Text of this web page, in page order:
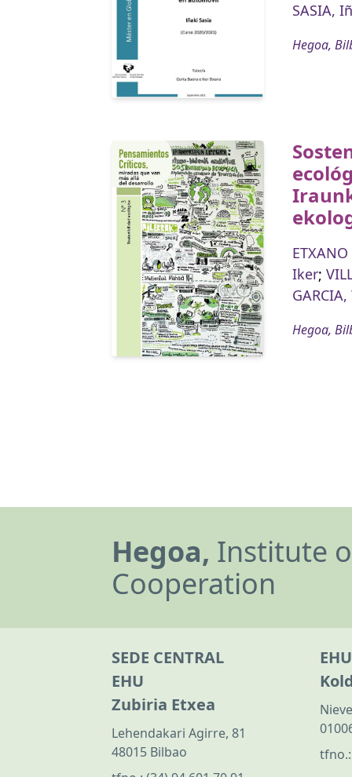
SASIA,
Hegoa,
Iker;
GARCIA,
Hegoa,
Hegoa, Institute
Cooperation
SEDE CENTRAL
EHU
Zubiria Etxea
Lehendakari Agirre, 81
48015 Bilbao
EHU